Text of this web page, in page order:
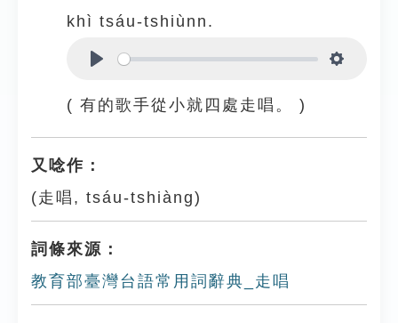
khì tsáu-tshiùnn.
( 有的歌手從小就四處走唱。 )
又唸作：
(走唱, tsáu-tshiàng)
詞條來源：
教育部臺灣台語常用詞辭典_走唱